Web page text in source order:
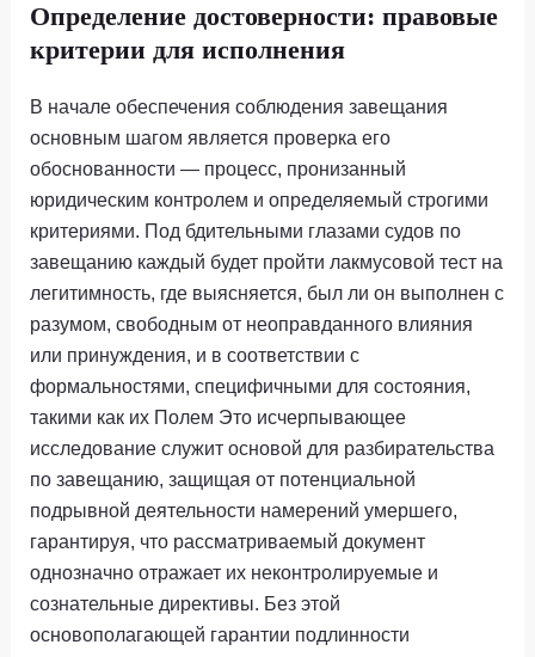
Определение достоверности: правовые
критерии для исполнения
В начале обеспечения соблюдения завещания
основным шагом является проверка его
обоснованности — процесс, пронизанный
юридическим контролем и определяемый строгими
критериями. Под бдительными глазами судов по
завещанию каждый будет пройти лакмусовой тест на
легитимность, где выясняется, был ли он выполнен с
разумом, свободным от неоправданного влияния
или принуждения, и в соответствии с
формальностями, специфичными для состояния,
такими как их Полем Это исчерпывающее
исследование служит основой для разбирательства
по завещанию, защищая от потенциальной
подрывной деятельности намерений умершего,
гарантируя, что рассматриваемый документ
однозначно отражает их неконтролируемые и
сознательные директивы. Без этой
основополагающей гарантии подлинности